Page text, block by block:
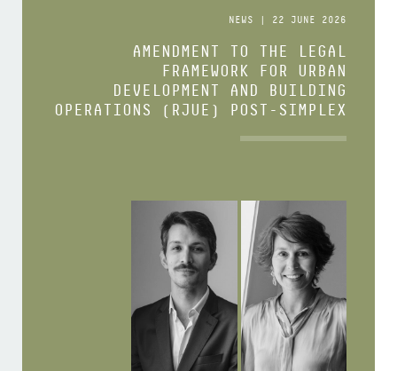
NEWS | 22 JUNE 2026
AMENDMENT TO THE LEGAL
FRAMEWORK FOR URBAN
DEVELOPMENT AND BUILDING
OPERATIONS (RJUE) POST-SIMPLEX